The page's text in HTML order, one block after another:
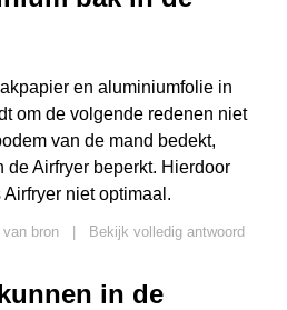
en aluminiumfolie in
om de volgende redenen niet
van de mand bedekt,
de Airfryer beperkt. Hierdoor
niet optimaal.
bron
Bekijk volledig antwoord
in de